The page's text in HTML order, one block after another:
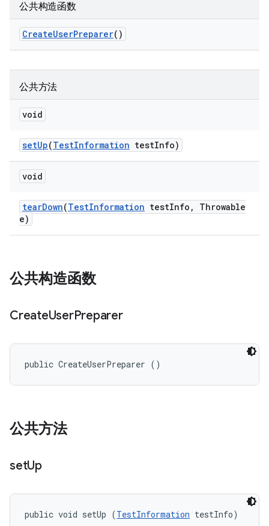
公共构造函数
CreateUserPreparer()
公共方法
void
setUp(TestInformation testInfo)
void
tearDown(TestInformation testInfo ,
Throwable
e)
公共构造函数
CreateUserPreparer
public CreateUserPreparer ()
公共方法
setUp
public void setUp (TestInformation testInfo)